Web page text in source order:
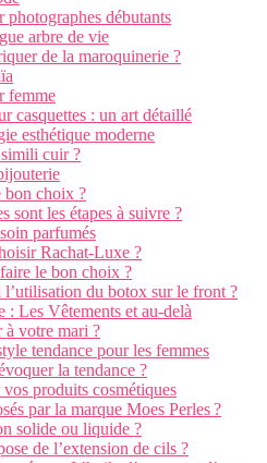
photographes débutants
arbre de vie
de la maroquinerie ?
femme
casquettes : un art détaillé
esthétique moderne
cuir ?
bon choix ?
sont les étapes à suivre ?
parfumés
Rachat-Luxe ?
le bon choix ?
du botox sur le front ?
: Les Vêtements et au-delà
à votre mari ?
tendance pour les femmes
la tendance ?
produits cosmétiques
par la marque Moes Perles ?
solide ou liquide ?
de l’extension de cils ?